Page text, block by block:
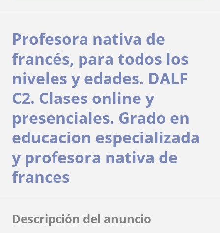
Profesora nativa de
francés, para todos los
niveles y edades. DALF
C2. Clases online y
presenciales. Grado en
educacion especializada
y profesora nativa de
frances
Descripción del anuncio